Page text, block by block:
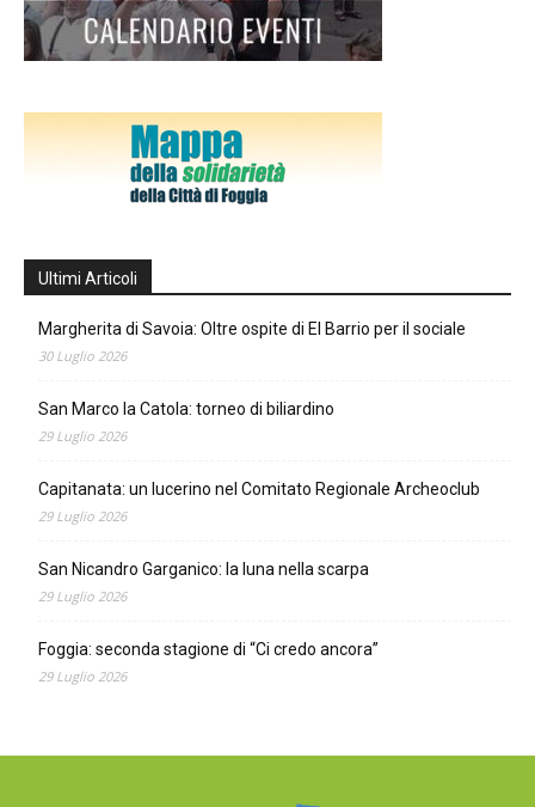
Ultimi Articoli
Margherita di Savoia: Oltre ospite di El Barrio per il sociale
30 Luglio 2026
San Marco la Catola: torneo di biliardino
29 Luglio 2026
Capitanata: un lucerino nel Comitato Regionale Archeoclub
29 Luglio 2026
San Nicandro Garganico: la luna nella scarpa
29 Luglio 2026
Foggia: seconda stagione di “Ci credo ancora”
29 Luglio 2026